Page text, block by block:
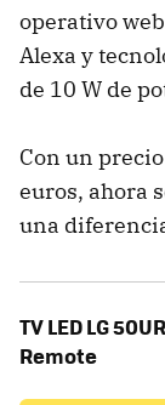
operativo
Alexa y
de 10 W de
Con un
euros, ahora
una
TV LED LG
Remote